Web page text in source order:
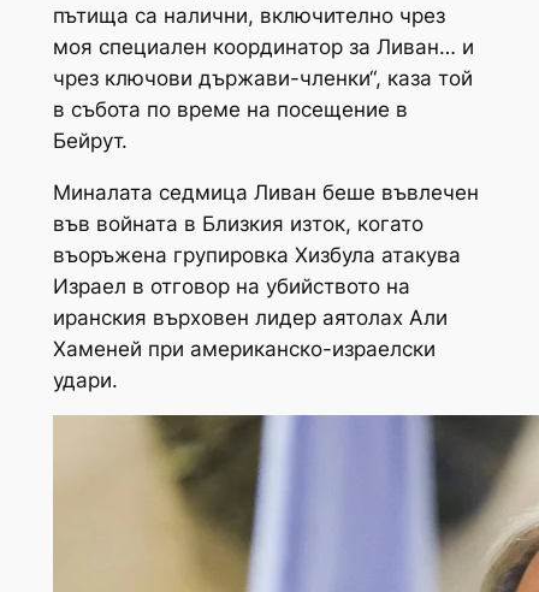
пътища са налични, включително чрез
моя специален координатор за Ливан… и
чрез ключови държави-членки“, каза той
в събота по време на посещение в
Бейрут.
Миналата седмица Ливан беше въвлечен
във войната в Близкия изток, когато
въоръжена групировка Хизбула атакува
Израел в отговор на убийството на
иранския върховен лидер аятолах Али
Хаменей при американско-израелски
удари.